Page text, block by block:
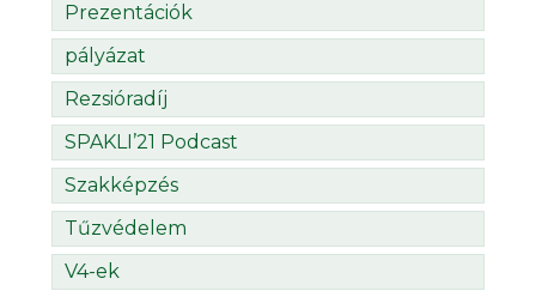
Prezentációk
pályázat
Rezsióradíj
SPAKLI’21 Podcast
Szakképzés
Tűzvédelem
V4-ek